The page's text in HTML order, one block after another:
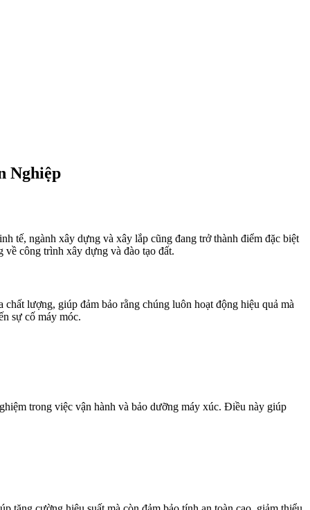
Nghiệp
tế, ngành xây dựng và xây lắp cũng đang trở thành điểm đặc biệt
công trình xây dựng và đào tạo đất.
lượng, giúp đảm bảo rằng chúng luôn hoạt động hiệu quả mà
sự cố máy móc.
trong việc vận hành và bảo dưỡng máy xúc. Điều này giúp